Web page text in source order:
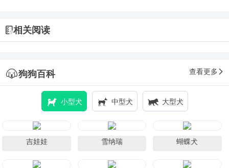
相关阅读
狗狗百科 查看更多
小型犬 中型犬 大型犬
吉娃娃 雪纳瑞 蝴蝶犬